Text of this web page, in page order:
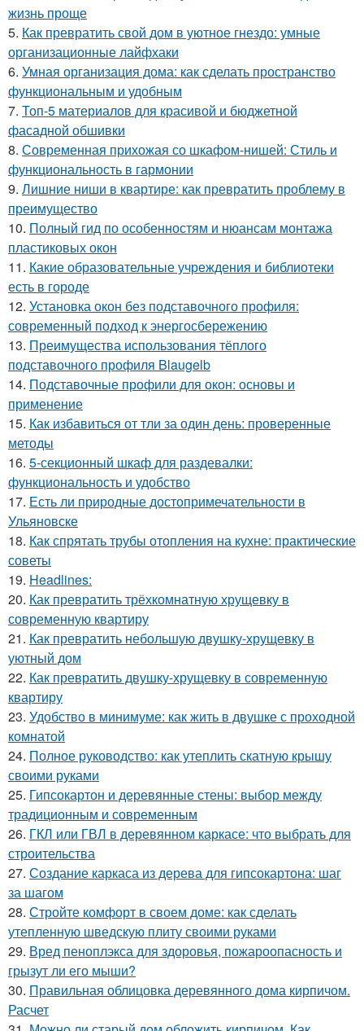
жизнь проще
5. Как превратить свой дом в уютное гнездо: умные
организационные лайфхаки
6. Умная организация дома: как сделать пространство
функциональным и удобным
7. Топ-5 материалов для красивой и бюджетной
фасадной обшивки
8. Современная прихожая со шкафом-нишей: Стиль и
функциональность в гармонии
9. Лишние ниши в квартире: как превратить проблему в
преимущество
10. Полный гид по особенностям и нюансам монтажа
пластиковых окон
11. Какие образовательные учреждения и библиотеки
есть в городе
12. Установка окон без подставочного профиля:
современный подход к энергосбережению
13. Преимущества использования тёплого
подставочного профиля Blaugelb
14. Подставочные профили для окон: основы и
применение
15. Как избавиться от тли за один день: проверенные
методы
16. 5-секционный шкаф для раздевалки:
функциональность и удобство
17. Есть ли природные достопримечательности в
Ульяновске
18. Как спрятать трубы отопления на кухне: практические
советы
19. Headlines:
20. Как превратить трёхкомнатную хрущевку в
современную квартиру
21. Как превратить небольшую двушку-хрущевку в
уютный дом
22. Как превратить двушку-хрущевку в современную
квартиру
23. Удобство в минимуме: как жить в двушке с проходной
комнатой
24. Полное руководство: как утеплить скатную крышу
своими руками
25. Гипсокартон и деревянные стены: выбор между
традиционным и современным
26. ГКЛ или ГВЛ в деревянном каркасе: что выбрать для
строительства
27. Создание каркаса из дерева для гипсокартона: шаг
за шагом
28. Стройте комфорт в своем доме: как сделать
утепленную шведскую плиту своими руками
29. Вред пеноплэкса для здоровья, пожароопасность и
грызут ли его мыши?
30. Правильная облицовка деревянного дома кирпичом.
Расчет